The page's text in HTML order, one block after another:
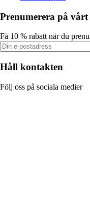
Prenumerera på
Få 10 % rabatt när du
Håll kontakten
Följ oss på sociala medier